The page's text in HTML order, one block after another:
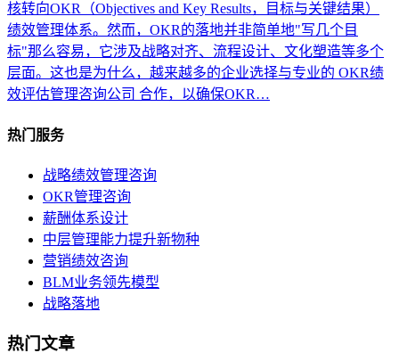
核转向OKR（Objectives and Key Results，目标与关键结果）
绩效管理体系。然而，OKR的落地并非简单地"写几个目
标"那么容易，它涉及战略对齐、流程设计、文化塑造等多个
层面。这也是为什么，越来越多的企业选择与专业的 OKR绩
效评估管理咨询公司 合作，以确保OKR…
热门服务
战略绩效管理咨询
OKR管理咨询
薪酬体系设计
中层管理能力提升新物种
营销绩效咨询
BLM业务领先模型
战略落地
热门文章